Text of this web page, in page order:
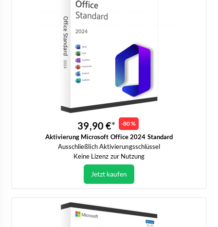
39,90 € -80 %
Aktivierung Microsoft Office 2024 Standard
Ausschließlich Aktivierungsschlüssel
Keine Lizenz zur Nutzung
Jetzt kaufen